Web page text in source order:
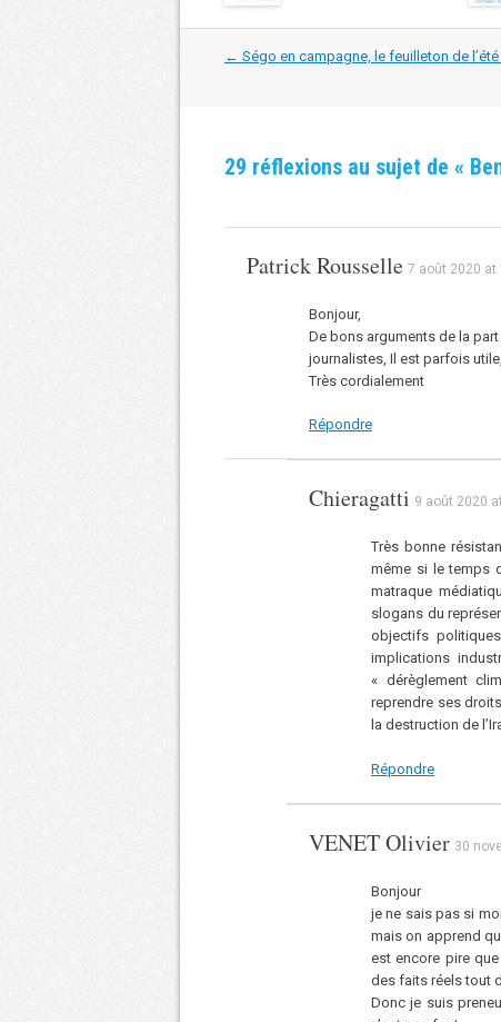
Navigation
dans
← Ségo en campagne, le feuilleton de
29 réflexions au sujet de «
Patrick Rousselle 7 août 2020 at
Bonjour,
De bons arguments de la
journalistes, Il est parfois
Très cordialement
Répondre
Chieragatti 9 août 2020
Très bonne
même si le temps
matraque
slogans du
objectifs
implications
« dérèglement
reprendre ses
la destruction de
Répondre
VENET Olivier 30
Bonjour
je ne sais pas si
mais on apprend
est encore pire
des faits réels tout
Donc je suis